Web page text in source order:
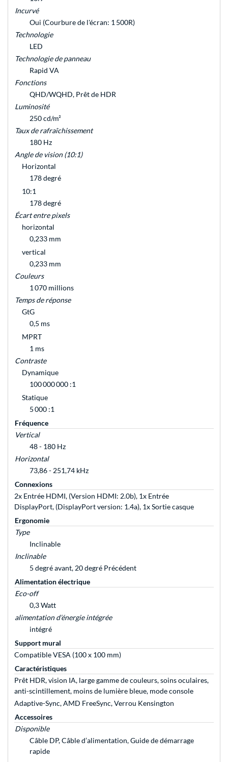
Incurvé
Oui (Courbure de l'écran: 1 500R)
Technologie
LED
Technologie de panneau
Rapid VA
Fonctions
QHD/WQHD, Prêt de HDR
Luminosité
250 cd/m²
Taux de rafraîchissement
180 Hz
Angle de vision (10:1)
Horizontal
178 degré
10:1
178 degré
Écart entre pixels
horizontal
0,233 mm
vertical
0,233 mm
Couleurs
1 070 millions
Temps de réponse
GtG
0,5 ms
MPRT
1 ms
Contraste
Dynamique
100 000 000 :1
Statique
5 000 :1
Fréquence
Vertical
48 - 180 Hz
Horizontal
73,86 - 251,74 kHz
Connexions
2x Entrée HDMI, (Version HDMI: 2.0b), 1x Entrée
DisplayPort, (DisplayPort version: 1.4a), 1x Sortie casque
Ergonomie
Type
Inclinable
Inclinable
5 degré avant, 20 degré Précédent
Alimentation électrique
Eco-off
0,3 Watt
alimentation d’énergie intégrée
intégré
Support mural
Compatible VESA (100 x 100 mm)
Caractéristiques
Prêt HDR, vision IA, large gamme de couleurs, soins oculaires,
anti-scintillement, moins de lumière bleue, mode console
Adaptive-Sync, AMD FreeSync, Verrou Kensington
Accessoires
Disponible
Câble DP, Câble d’alimentation, Guide de démarrage
rapide